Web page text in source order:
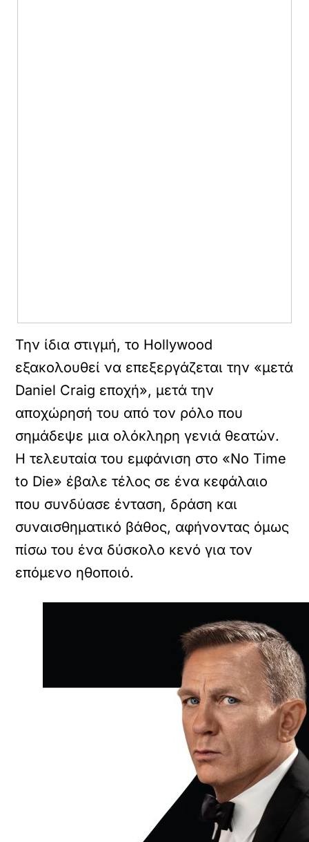
Την ίδια στιγμή, το Hollywood
εξακολουθεί να επεξεργάζεται την «μετά
Daniel Craig εποχή», μετά την
αποχώρησή του από τον ρόλο που
σημάδεψε μια ολόκληρη γενιά θεατών.
Η τελευταία του εμφάνιση στο «No Time
to Die» έβαλε τέλος σε ένα κεφάλαιο
που συνδύασε ένταση, δράση και
συναισθηματικό βάθος, αφήνοντας όμως
πίσω του ένα δύσκολο κενό για τον
επόμενο ηθοποιό.